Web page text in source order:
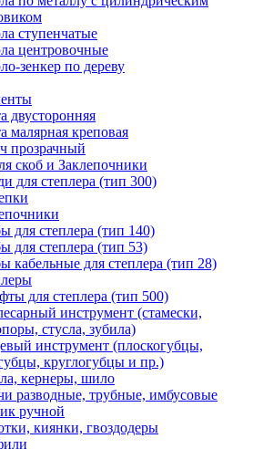
ступенчатые
центровочные
зенкер по дереву
двусторонняя
малярная креповая
прозрачный
скоб и Заклепочники
для степлера (тип 300)
для степлера (тип 140)
для степлера (тип 53)
кабельные для степлера (тип 28)
для степлера (тип 500)
инструмент (стамески,
стусла, зубила)
инструмент (плоскогубцы,
круглогубцы и пр.)
кернеры, шило
разводные, трубные, имбусовые
ручной
киянки, гвоздодеры